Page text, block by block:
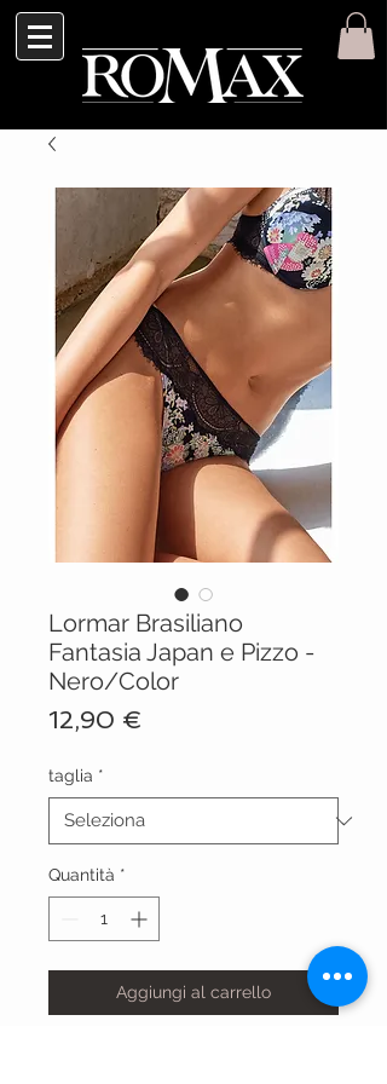
Lormar Brasiliano
Fantasia Japan e Pizzo -
Nero/Color
12,90 €
taglia *
Quantità *
Aggiungi al carrello